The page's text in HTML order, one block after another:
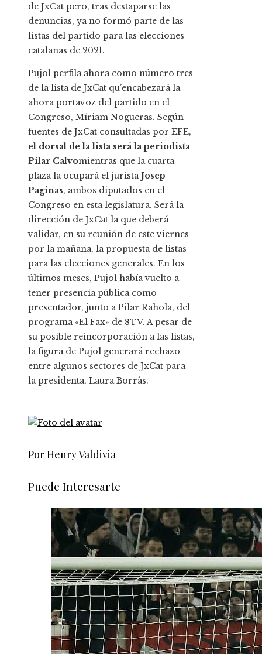
de JxCat pero, tras destaparse las
denuncias, ya no formó parte de las
listas del partido para las elecciones
catalanas de 2021.
Pujol perfila ahora como número tres
de la lista de JxCat qu’encabezará la
ahora portavoz del partido en el
Congreso, Míriam Nogueras. Según
fuentes de JxCat consultadas por EFE,
el dorsal de la lista será la periodista
Pilar Calvomientras que la cuarta
plaza la ocupará el juristaJosep
Paginas, ambos diputados en el
Congreso en esta legislatura. Será la
dirección de JxCat la que deberá
validar, en su reunión de este viernes
por la mañana, la propuesta de listas
para las elecciones generales. En los
últimos meses, Pujol había vuelto a
tener presencia pública como
presentador, junto a Pilar Rahola, del
programa «El Fax» de 8TV. A pesar de
su posible reincorporación a las listas,
la figura de Pujol generará rechazo
entre algunos sectores de JxCat para
la presidenta, Laura Borràs.
Por Henry Valdivia
Puede Interesarte